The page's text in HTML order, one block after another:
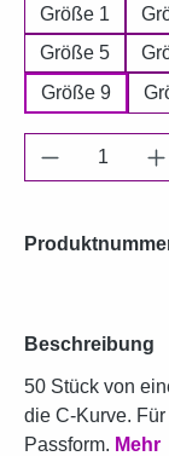
Größe 1
Größe 5
Größe 9
Produkt
Beschreibung
50 Stück von
die C-Kurve.
Passform. Mehr